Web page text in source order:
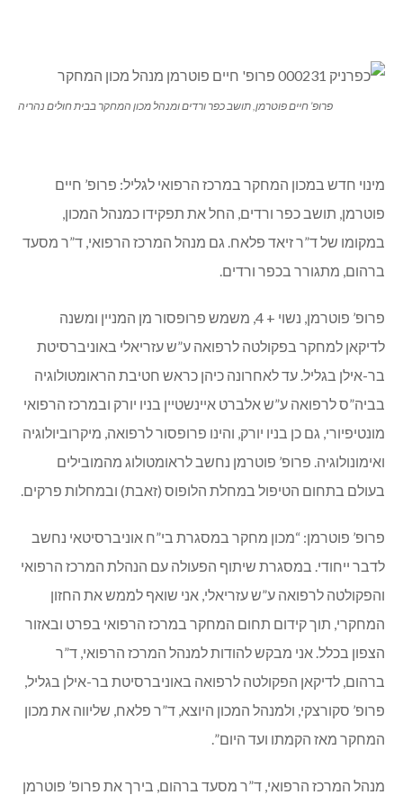
פרופ’ חיים פוטרמן, תושב כפר ורדים ומנהל מכון המחקר בבית חולים נהריה
מינוי חדש במכון המחקר במרכז הרפואי לגליל: פרופ’ חיים
פוטרמן, תושב כפר ורדים, החל את תפקידו כמנהל המכון,
במקומו של ד”ר זיאד פלאח. גם מנהל המרכז הרפואי, ד”ר מסעד
ברהום, מתגורר בכפר ורדים.
פרופ’ פוטרמן, נשוי + 4, משמש פרופסור מן המניין ומשנה
לדיקאן למחקר בפקולטה לרפואה ע”ש עזריאלי באוניברסיטת
בר-אילן בגליל. עד לאחרונה כיהן כראש חטיבת הראומטולוגיה
בביה”ס לרפואה ע”ש אלברט איינשטיין בניו יורק ובמרכז הרפואי
מונטיפיורי, גם כן בניו יורק, והינו פרופסור לרפואה, מיקרוביולוגיה
ואימונולוגיה. פרופ’ פוטרמן נחשב לראומטולוג מהמובילים
בעולם בתחום הטיפול במחלת הלופוס (זאבת) ובמחלות פרקים.
פרופ’ פוטרמן: “מכון מחקר במסגרת בי”ח אוניברסיטאי נחשב
לדבר ייחודי. במסגרת שיתוף הפעולה עם הנהלת המרכז הרפואי
והפקולטה לרפואה ע”ש עזריאלי, אני שואף לממש את החזון
המחקרי, תוך קידום תחום המחקר במרכז הרפואי בפרט ובאזור
הצפון בכלל. אני מבקש להודות למנהל המרכז הרפואי, ד”ר
ברהום, לדיקאן הפקולטה לרפואה באוניברסיטת בר-אילן בגליל,
פרופ’ סקורצקי, ולמנהל המכון היוצא, ד”ר פלאח, שליווה את מכון
המחקר מאז הקמתו ועד היום”.
מנהל המרכז הרפואי, ד”ר מסעד ברהום, בירך את פרופ’ פוטרמן